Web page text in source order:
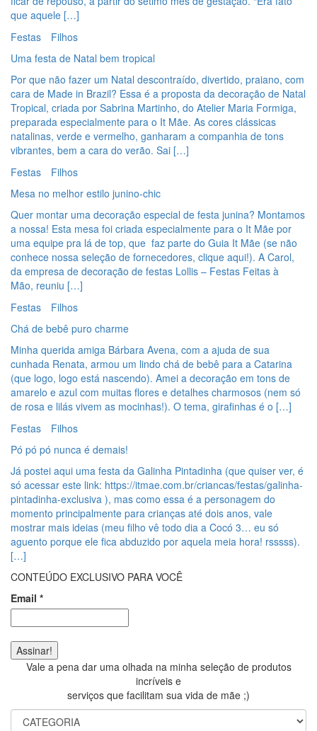
que aquele […]
Festas
Filhos
Uma festa de Natal bem tropical
Por que não fazer um Natal descontraído, divertido, praiano, com
cara de Made in Brazil? Essa é a proposta da decoração de Natal
Tropical, criada por Sabrina Martinho, do Atelier Maria Formiga,
preparada especialmente para o It Mãe. As cores clássicas
natalinas, verde e vermelho, ganharam a companhia de tons
vibrantes, bem a cara do verão. Sai […]
Festas
Filhos
Mesa no melhor estilo junino-chic
Quer montar uma decoração especial de festa junina? Montamos
a nossa! Esta mesa foi criada especialmente para o It Mãe por
uma equipe pra lá de top, que faz parte do Guia It Mãe (se não
conhece nossa seleção de fornecedores, clique aqui!). A Carol,
da empresa de decoração de festas Lollis – Festas Feitas à
Mão, reuniu […]
Festas
Filhos
Chá de bebê puro charme
Minha querida amiga Bárbara Avena, com a ajuda de sua
cunhada Renata, armou um lindo chá de bebê para a Catarina
(que logo, logo está nascendo). Amei a decoração em tons de
amarelo e azul com muitas flores e detalhes charmosos (nem só
de rosa e lilás vivem as mocinhas!). O tema, girafinhas é o […]
Festas
Filhos
Pó pó pó nunca é demais!
Já postei aqui uma festa da Galinha Pintadinha (que quiser ver, é
só acessar este link: https://itmae.com.br/criancas/festas/galinha-
pintadinha-exclusiva ), mas como essa é a personagem do
momento principalmente para crianças até dois anos, vale
mostrar mais ideias (meu filho vê todo dia a Cocó 3… eu só
aguento porque ele fica abduzido por aquela meia hora! rsssss).
[…]
CONTEÚDO EXCLUSIVO PARA VOCÊ
Email *
Vale a pena dar uma olhada na minha seleção de produtos
incríveis e
serviços que facilitam sua vida de mãe ;)